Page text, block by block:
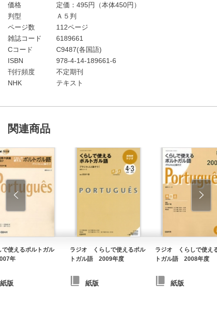
価格
定価： 495円（本体450円）
判型
Ａ５判
ページ数
112ページ
雑誌コード
6189661
Cコード
C9487(各国語)
ISBN
978-4-14-189661-6
刊行頻度
不定期刊
NHK
テキスト
関連商品
で使えるポルトガル
年
紙版
ラジオ くらしで使えるポル
トガル語 2009年度
紙版
ラジオ くらしで使え
トガル語 2008年度
紙版